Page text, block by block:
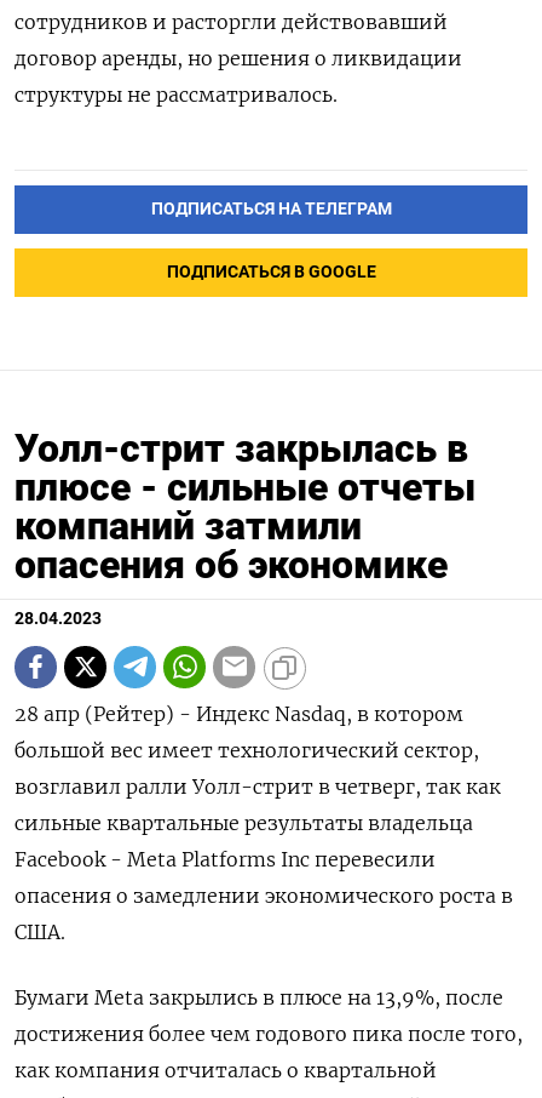
сотрудников и расторгли действовавший
договор аренды, но решения о ликвидации
структуры не рассматривалось.
ПОДПИСАТЬСЯ НА ТЕЛЕГРАМ
ПОДПИСАТЬСЯ В GOOGLE
Уолл-стрит закрылась в
плюсе - сильные отчеты
компаний затмили
опасения об экономике
28.04.2023
28 апр (Рейтер) - Индекс Nasdaq, в котором
большой вес имеет технологический сектор,
возглавил ралли Уолл-стрит в четверг, так как
сильные квартальные результаты владельца
Facebook - Meta Platforms Inc перевесили
опасения о замедлении экономического роста в
США.
Бумаги Meta закрылись в плюсе на 13,9%, после
достижения более чем годового пика после того,
как компания отчиталась о квартальной